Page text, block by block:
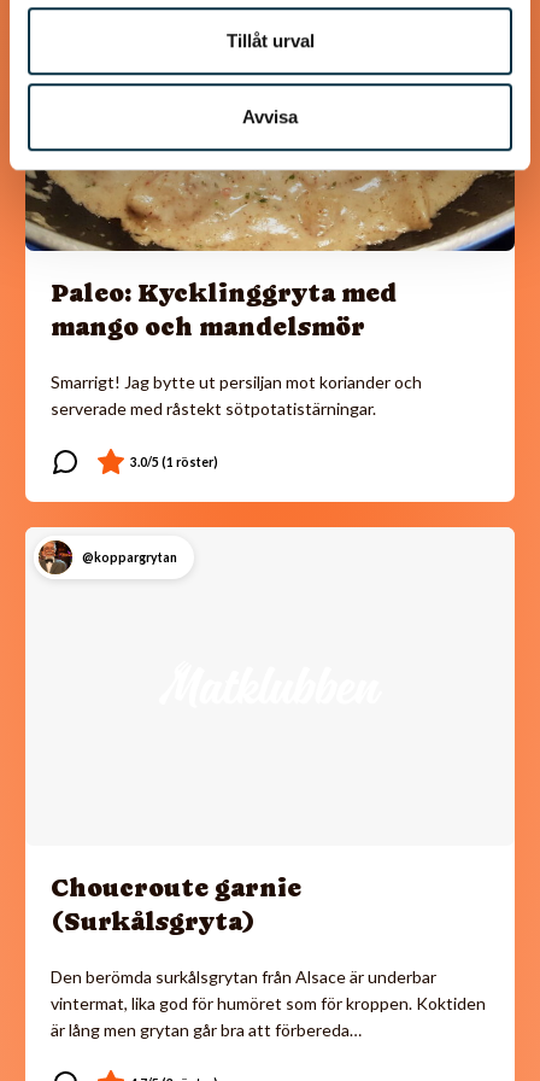
Tillåt urval
Avvisa
Paleo: Kycklinggryta med
mango och mandelsmör
Smarrigt! Jag bytte ut persiljan mot koriander och
serverade med råstekt sötpotatistärningar.
@koppargrytan
Choucroute garnie
(Surkålsgryta)
Den berömda surkålsgrytan från Alsace är underbar
vintermat, lika god för humöret som för kroppen. Koktiden
är lång men grytan går bra att förbereda…